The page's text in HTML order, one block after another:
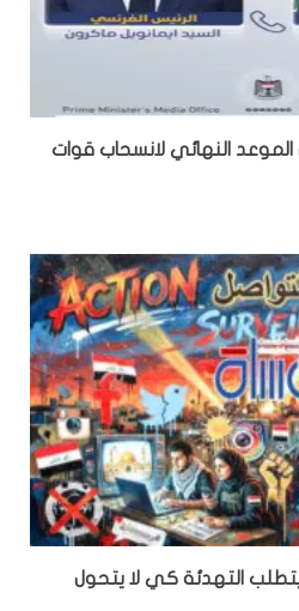
30 أيلول الموعد النهائي لانسحاب قوات
يتطلب التهدئة كي لا يتحول